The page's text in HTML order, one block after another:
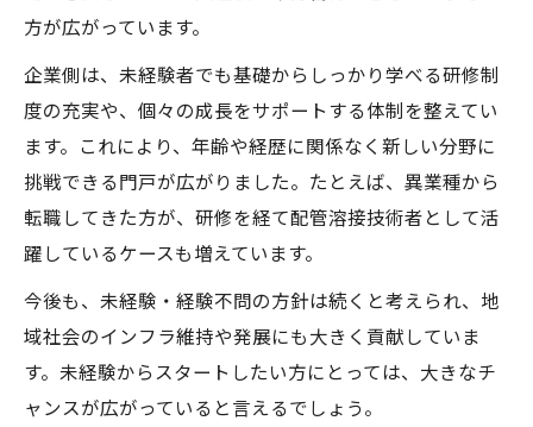
方が広がっています。
企業側は、未経験者でも基礎からしっかり学べる研修制
度の充実や、個々の成長をサポートする体制を整えてい
ます。これにより、年齢や経歴に関係なく新しい分野に
挑戦できる門戸が広がりました。たとえば、異業種から
転職してきた方が、研修を経て配管溶接技術者として活
躍しているケースも増えています。
今後も、未経験・経験不問の方針は続くと考えられ、地
域社会のインフラ維持や発展にも大きく貢献していま
す。未経験からスタートしたい方にとっては、大きなチ
ャンスが広がっていると言えるでしょう。